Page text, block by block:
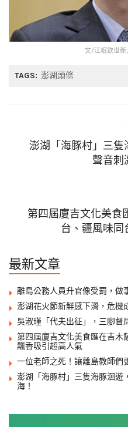
文/江岷欽世新
TAGS: 澎湖頭條
澎湖「海豚村」三隻
聲音刺
第四屆廈吉文化美食
台、疆風味
最新文章
離島公務人員升官像受罰，做
澎湖花火節新鮮感下滑，危機
吳淑瑾「代夫出征」，三腳督
第四屆廈吉文化美食匯在吉木
飄香吸引超高人氣
一位老師之死！讓離島教師們
澎湖「海豚村」三隻海豚洄遊
海！